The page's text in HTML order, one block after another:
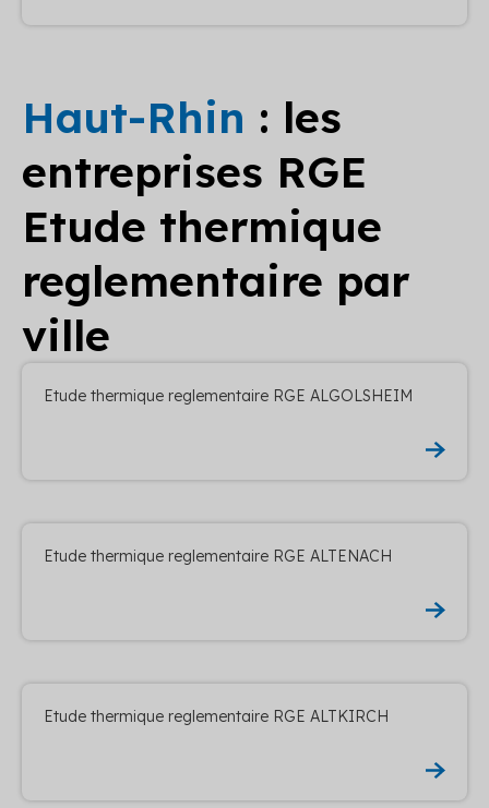
Haut-Rhin : les
entreprises RGE
Etude thermique
reglementaire par
ville
Etude thermique reglementaire RGE ALGOLSHEIM
Etude thermique reglementaire RGE ALTENACH
Etude thermique reglementaire RGE ALTKIRCH